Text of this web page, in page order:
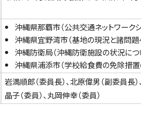
沖縄県那覇市（公共交通ネットワーク
沖縄県宜野湾市（基地の現況と諸問題
沖縄防衛局（沖縄防衛施設の状況につ
沖縄県浦添市（学校給食費の免除措置
岩満順郎（委員長）、北原偉男（副委員長）
晶子（委員）、丸岡伸幸（委員）